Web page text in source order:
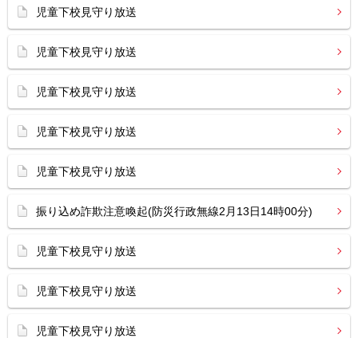
児童下校見守り放送
児童下校見守り放送
児童下校見守り放送
児童下校見守り放送
児童下校見守り放送
振り込め詐欺注意喚起(防災行政無線2月13日14時00分)
児童下校見守り放送
児童下校見守り放送
児童下校見守り放送